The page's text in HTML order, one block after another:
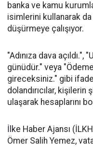
banka ve kamu
isimlerini kullanarak
düşürmeye çalışıyor.
"Adınıza dava açıldı.",
günüdür." veya
gireceksiniz." gibi
dolandırıcılar,
ulaşarak hesaplarını
İlke Haber Ajansı
Ömer Salih Yemez,